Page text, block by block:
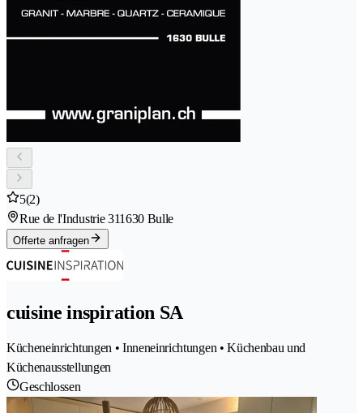
5(2)
Rue de l'Industrie 311630 Bulle
Offerte anfragen
cuisine inspiration SA
Kücheneinrichtungen • Inneneinrichtungen • Küchenbau und
Küchenausstellungen
Geschlossen